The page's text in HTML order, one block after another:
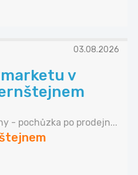
03.08.2026
v
- pochůzka po prodejn...